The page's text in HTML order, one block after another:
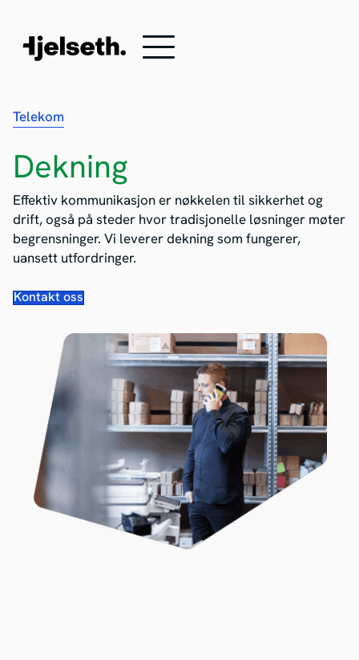
Telekom
Dekning
Effektiv kommunikasjon er nøkkelen til sikkerhet og
drift, også på steder hvor tradisjonelle løsninger møter
begrensninger. Vi leverer dekning som fungerer,
uansett utfordringer.
Kontakt oss